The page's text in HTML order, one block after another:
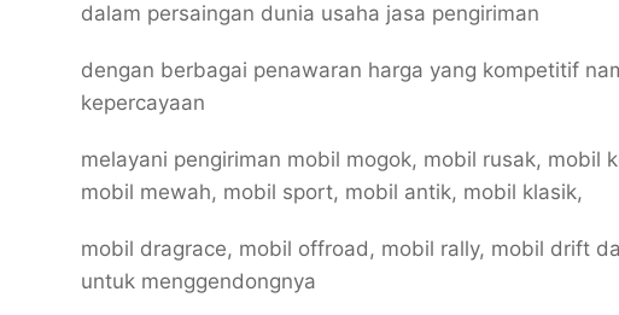
dalam persaingan dunia usaha jasa pengiriman
dengan berbagai penawaran harga yang kompetitif
kepercayaan
melayani pengiriman mobil mogok, mobil rusak, mobil
mobil mewah, mobil sport, mobil antik, mobil klasik,
mobil dragrace, mobil offroad, mobil rally, mobil drift
untuk menggendongnya